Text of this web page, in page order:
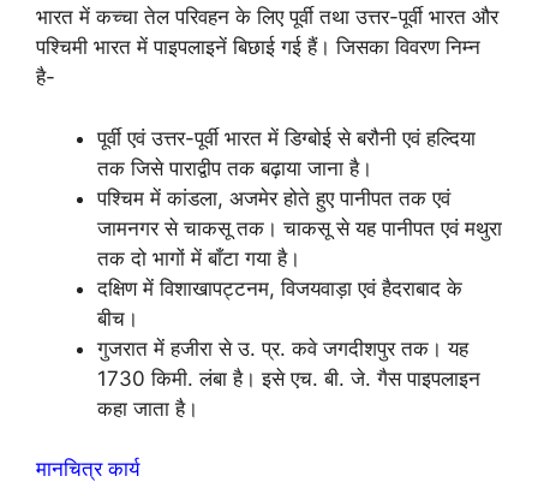
भारत में कच्चा तेल परिवहन के लिए पूर्वी तथा उत्तर-पूर्वी भारत और
पश्चिमी भारत में पाइपलाइनें बिछाई गई हैं। जिसका विवरण निम्न
है-
पूर्वी एवं उत्तर-पूर्वी भारत में डिग्बोई से बरौनी एवं हल्दिया
तक जिसे पाराद्वीप तक बढ़ाया जाना है।
पश्चिम में कांडला, अजमेर होते हुए पानीपत तक एवं
जामनगर से चाकसू तक। चाकसू से यह पानीपत एवं मथुरा
तक दो भागों में बाँटा गया है।
दक्षिण में विशाखापट्टनम, विजयवाड़ा एवं हैदराबाद के
बीच।
गुजरात में हजीरा से उ. प्र. कवे जगदीशपुर तक। यह
1730 किमी. लंबा है। इसे एच. बी. जे. गैस पाइपलाइन
कहा जाता है।
मानचित्र कार्य